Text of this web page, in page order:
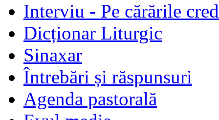
Interviu - Pe cărările
Dicționar Liturgic
Sinaxar
Întrebări și răspunsuri
Agenda pastorală